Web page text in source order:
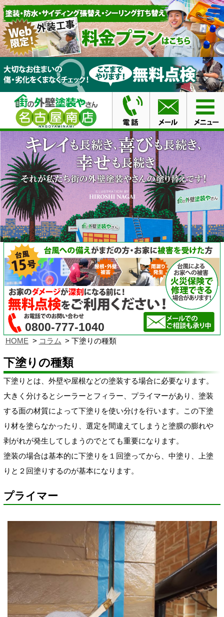
0800-777-1040
HOME コラム 下塗りの種類
下塗りの種類
下塗りとは、外壁や屋根などの塗装する場合に必要なります。
大きく分けるとシーラーとフィラー、プライマーがあり、塗装
する面の材質によって下塗りを使い分けを行います。この下塗
り材を塗らなかったり、選定を間違えてしまうと塗膜の膨れや
剥がれが発生してしまうのでとても重要になります。
塗装の場合は基本的に下塗りを１回塗ってから、中塗り、上塗
りと２回塗りするのが基本になります。
プライマー